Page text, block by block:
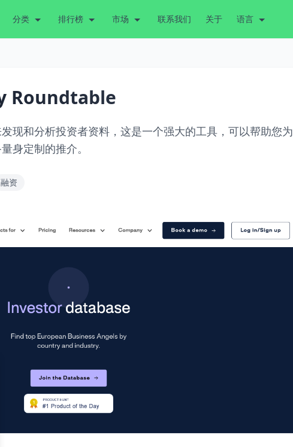
分类 排行榜 市场 联系我们 关于 语言
Roundtable
现和分析投资者资料，这是一个强大的工具，可以帮助您为
身定制的推介。
融资